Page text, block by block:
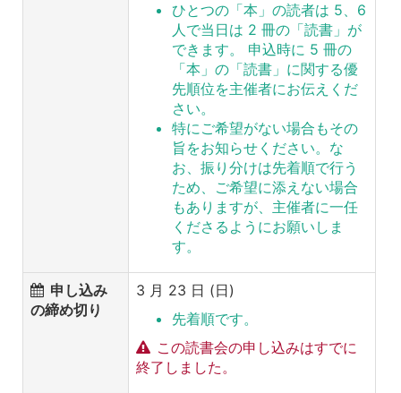
ひとつの「本」の読者は 5、6
人で当日は 2 冊の「読書」が
できます。 申込時に 5 冊の
「本」の「読書」に関する優
先順位を主催者にお伝えくだ
さい。
特にご希望がない場合もその
旨をお知らせください。な
お、振り分けは先着順で行う
ため、ご希望に添えない場合
もありますが、主催者に一任
くださるようにお願いしま
す。
申し込み
の締め切り
3 月 23 日 (日)
先着順です。
この読書会の申し込みはすでに
終了しました。